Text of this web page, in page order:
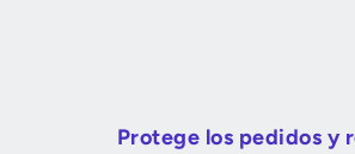
Protege los pedidos y